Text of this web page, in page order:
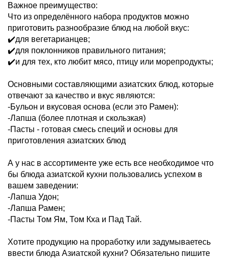
Важное преимущество:
Что из определённого набора продуктов можно
приготовить разнообразие блюд на любой вкус:
✔️для вегетарианцев;
✔️для поклонников правильного питания;
✔️и для тех, кто любит мясо, птицу или морепродукты;
Основными составляющими азиатских блюд, которые
отвечают за качество и вкус являются:
-Бульон и вкусовая основа (если это Рамен):
-Лапша (более плотная и скользкая)
-Пасты - готовая смесь специй и основы для
приготовления азиатских блюд
А у нас в ассортименте уже есть все необходимое что
бы блюда азиатской кухни пользовались успехом в
вашем заведении:
-Лапша Удон;
-Лапша Рамен;
-Пасты Том Ям, Том Кха и Пад Тай.
Хотите продукцию на проработку или задумываетесь
ввести блюда Азиатской кухни? Обязательно пишите